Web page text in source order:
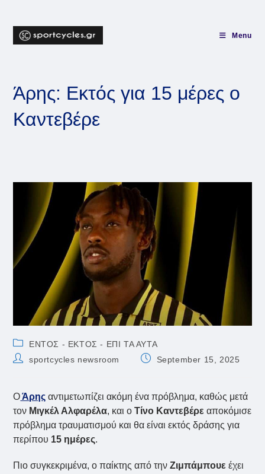
content
Menu
Άρης: Εκτός για 15 μέρες ο
Καντεβέρε
Post
category:
ΕΝΤΟΣ - ΕΚΤΟΣ - ΕΠΙ ΤΑ ΑΥΤΑ
Postsportcycles newsroom
PostSeptember 15, 2025
ΟΆρης αντιμετωπίζει ακόμη ένα πρόβλημα, καθώς μετά
τον Μιγκέλ Αλφαρέλα, και ο Τίνο Καντεβέρε αποκόμισε
πρόβλημα τραυματισμού και θα είναι εκτός δράσης για
περίπου 15 ημέρες.
Πιο συγκεκριμένα, ο παίκτης από την Ζιμπάμπουε έχει